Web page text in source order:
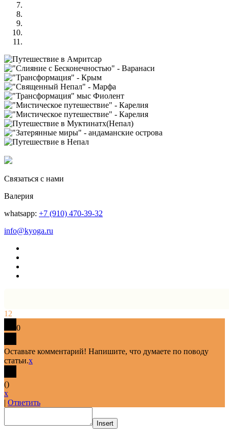
Связаться с нами
Валерия
whatsapp: +7 (910) 470-39-32
info@kyoga.ru
12
0
Оставьте комментарий! Напишите, что думаете по поводу
статьи.x
()
x
| Ответить
Insert